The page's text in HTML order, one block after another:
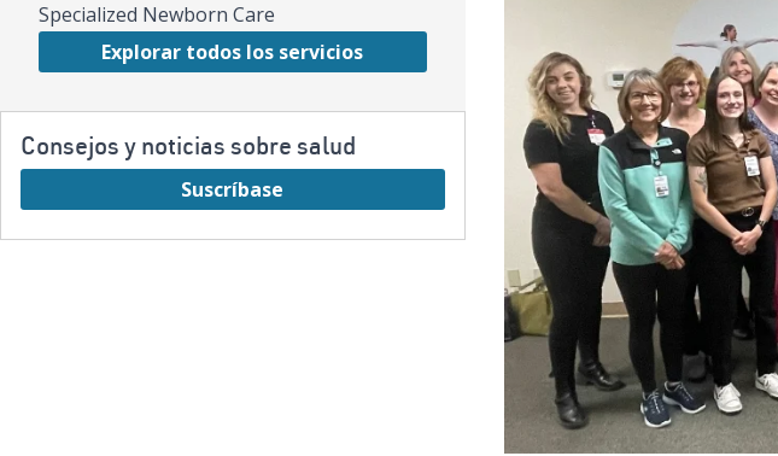
Specialized Newborn Care
Explorar todos los servicios
Consejos y noticias sobre salud
Suscríbase